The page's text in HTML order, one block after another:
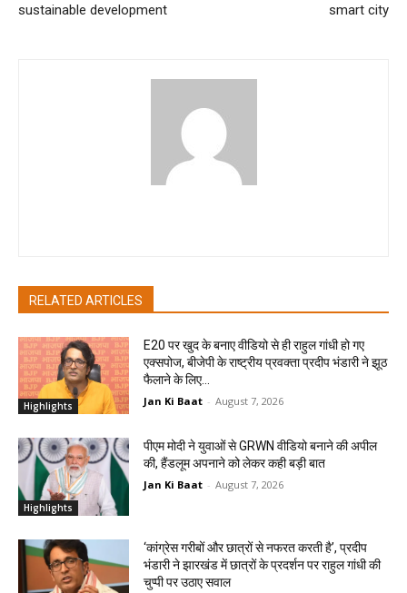
sustainable development
smart city
RELATED ARTICLES
Highlights
E20 पर खुद के बनाए वीडियो से ही राहुल गांधी हो गए
एक्सपोज, बीजेपी के राष्ट्रीय प्रवक्ता प्रदीप भंडारी ने झूठ
फैलाने के लिए...
Jan Ki Baat - August 7, 2026
Highlights
पीएम मोदी ने युवाओं से GRWN वीडियो बनाने की अपील
की, हैंडलूम अपनाने को लेकर कही बड़ी बात
Jan Ki Baat - August 7, 2026
‘कांग्रेस गरीबों और छात्रों से नफरत करती है’, प्रदीप
भंडारी ने झारखंड में छात्रों के प्रदर्शन पर राहुल गांधी की
चुप्पी पर उठाए सवाल